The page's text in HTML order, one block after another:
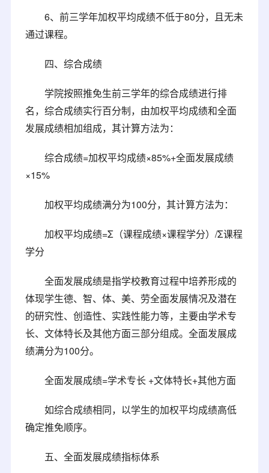
6、前三学年加权平均成绩不低于80分，且无未
通过课程。
四、综合成绩
学院按照推免生前三学年的综合成绩进行排
名，综合成绩实行百分制，由加权平均成绩和全面
发展成绩相加组成，其计算方法为：
综合成绩=加权平均成绩×85%+全面发展成绩
×15%
加权平均成绩满分为100分，其计算方法为：
加权平均成绩=Σ（课程成绩×课程学分）/Σ课程
学分
全面发展成绩是指学校教育过程中培养形成的
体现学生德、智、体、美、劳全面发展情况及潜在
的研究性、创造性、实践性能力等，主要由学术专
长、文体特长及其他方面三部分组成。全面发展成
绩满分为100分。
全面发展成绩=学术专长 +文体特长+其他方面
如综合成绩相同，以学生的加权平均成绩高低
确定推免顺序。
五、全面发展成绩指标体系